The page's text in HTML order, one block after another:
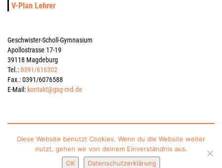
V-Plan Lehrer
Geschwister-Scholl-Gymnasium
Apollostrasse 17-19
39118 Magdeburg
Tel.:0391/616302
Fax.: 0391/6076588
E-Mail: kontakt@gsg-md.de
gesponsert vom Schulverein Gymnasium „Geschwister-Scholl“ Magdeburg e.V.
Diese Website benutzt Cookies. Wenn du die Website weiter
nutzt, gehen wir von deinem Einverständnis aus.
OK
Datenschutzerklärung